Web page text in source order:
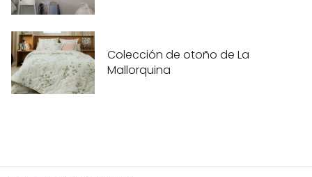
Colección de otoño de La
Mallorquina